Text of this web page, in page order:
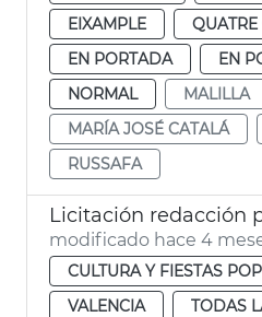
EIXAMPLE
QUATRE
EN PORTADA
EN
NORMAL
MALILLA
MARÍA JOSÉ CATALÁ
RUSSAFA
modificado hace 4
CULTURA Y FIESTAS
VALENCIA
TODAS